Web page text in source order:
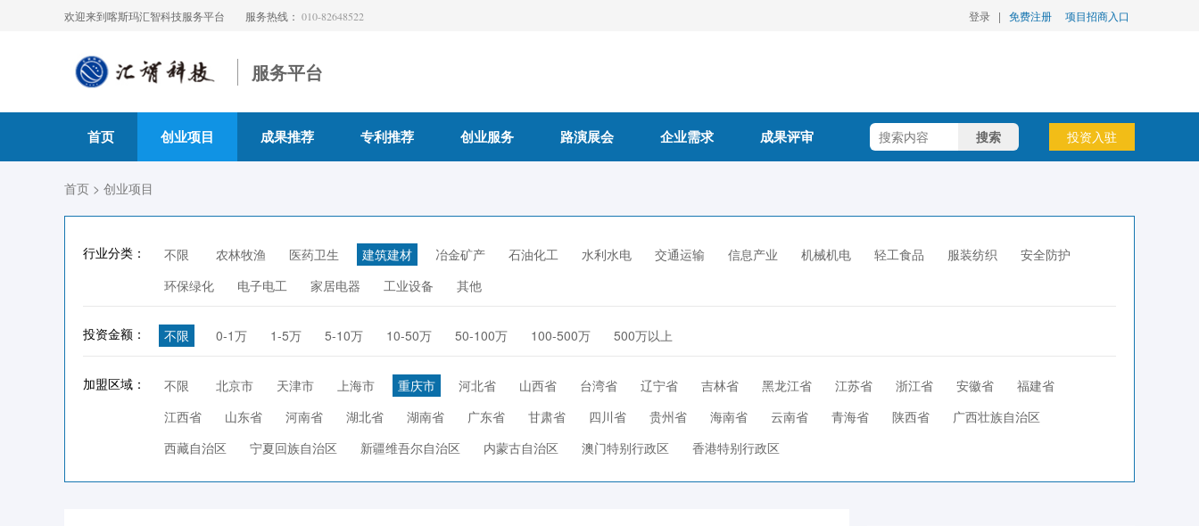
欢迎来到喀斯玛汇智科技服务平台 服务热线： 010-82648522 登录 | 免费注册 项目招商入口
服务平台
首页 创业项目 成果推荐 专利推荐 创业服务 路演展会 企业需求 成果评审 搜索 投资入驻
首页 > 创业项目
行业分类： 不限 农林牧渔 医药卫生 建筑建材 冶金矿产 石油化工 水利水电 交通运输 信息产业 机械机电 轻工食品 服装纺织
安全防护
环保绿化
电子电工 家居电器 工业设备 其他
投资金额： 不限 0-1万 1-5万 5-10万 10-50万 50-100万 100-500万 500万以上
加盟区域： 不限 北京市 天津市 上海市 重庆市 河北省 山西省 台湾省 辽宁省 吉林省 黑龙江省 江苏省 浙江省 安徽省
福建省
江西省
山东省 河南省 湖北省 湖南省 广东省 甘肃省 四川省 贵州省 海南省 云南省 青海省 陕西省
广西壮族自治区
西藏自治区
宁夏回族自治区 新疆维吾尔自治区 内蒙古自治区 澳门特别行政区 香港特别行政区